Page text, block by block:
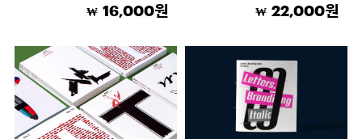
₩ 16,000원 ₩ 22,000원